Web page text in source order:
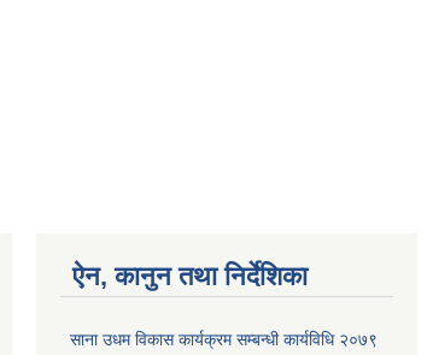
ऐन, कानुन तथा निर्देशिका
साना उधम विकास कार्यक्रम सम्बन्धी कार्यविधि २०७९